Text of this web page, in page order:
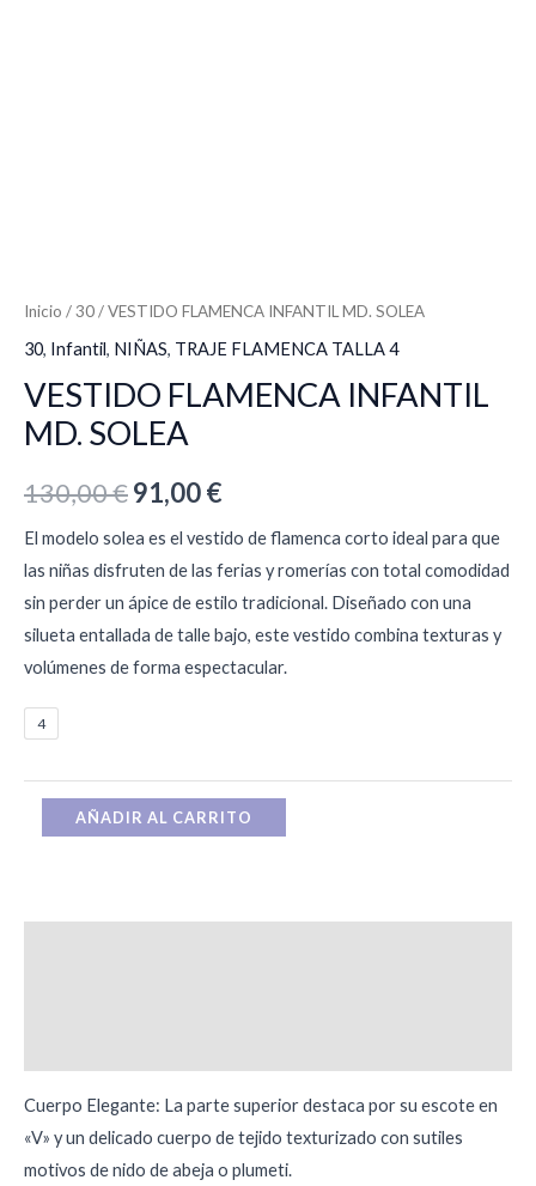
Inicio /30/ VESTIDO FLAMENCA INFANTIL MD. SOLEA
30, Infantil, NIÑAS, TRAJE FLAMENCA TALLA 4
VESTIDO FLAMENCA INFANTIL
MD. SOLEA
130,00€91,00€
El modelo solea es el vestido de flamenca corto ideal para que
las niñas disfruten de las ferias y romerías con total comodidad
sin perder un ápice de estilo tradicional. Diseñado con una
silueta entallada de talle bajo, este vestido combina texturas y
volúmenes de forma espectacular.
4
AÑADIR AL CARRITO
Cuerpo Elegante: La parte superior destaca por su escote en
«V» y un delicado cuerpo de tejido texturizado con sutiles
motivos de nido de abeja o plumeti.